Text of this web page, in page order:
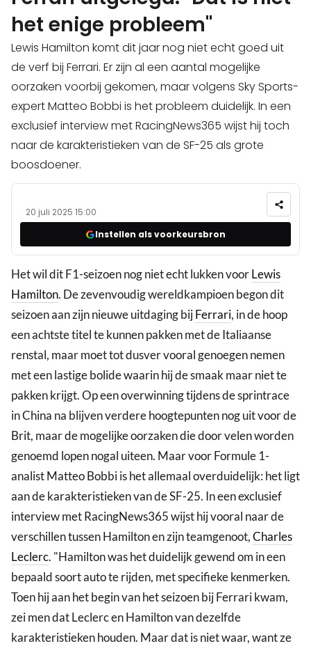
het enige probleem"
Lewis Hamilton komt dit jaar nog niet echt goed uit
de verf bij Ferrari. Er zijn al een aantal mogelijke
oorzaken voorbij gekomen, maar volgens Sky Sports-
expert Matteo Bobbi is het probleem duidelijk. In een
exclusief interview met RacingNews365 wijst hij toch
naar de karakteristieken van de SF-25 als grote
boosdoener.
20 juli 2025 15:00
Instellen als voorkeursbron
Het wil dit F1-seizoen nog niet echt lukken voorLewis
Hamilton. De zevenvoudig wereldkampioen begon dit
seizoen aan zijn nieuwe uitdaging bijFerrari, in de hoop
een achtste titel te kunnen pakken met de Italiaanse
renstal, maar moet tot dusver vooral genoegen nemen
met een lastige bolide waarin hij de smaak maar niet te
pakken krijgt. Op een overwinning tijdens de sprintrace
in China na blijven verdere hoogtepunten nog uit voor de
Brit, maar de mogelijke oorzaken die door velen worden
genoemd lopen nogal uiteen. Maar voor Formule 1-
analist Matteo Bobbi is het allemaal overduidelijk: het ligt
aan de karakteristieken van de SF-25. In een exclusief
interview met RacingNews365 wijst hij vooral naar de
verschillen tussen Hamilton en zijn teamgenoot,Charles
Leclerc. "Hamilton was het duidelijk gewend om in een
bepaald soort auto te rijden, met specifieke kenmerken.
Toen hij aan het begin van het seizoen bij Ferrari kwam,
zei men dat Leclerc en Hamilton van dezelfde
karakteristieken houden. Maar dat is niet waar, want ze